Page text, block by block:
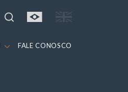
FALE CONOSCO